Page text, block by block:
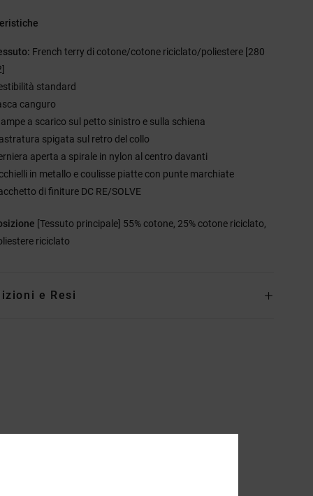
French terry di cotone/cotone riciclato/poliestere [280
standard
canguro
a scarico sul petto sinistro e sulla schiena
spigata sul retro del collo
aperta a spirale in nylon al centro davanti
in metallo e coulisse piatte con punte marchiate
di finiture DC RE/SOLVE
[Tessuto principale] 55% cotone, 25% cotone riciclato,
riciclato
e Resi